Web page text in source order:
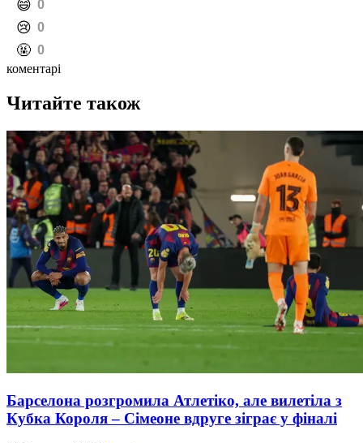
️😄 0
️😢 0
️🤬 0
коментарі
Читайте також
Барселона розгромила Атлетіко, але вилетіла з
Кубка Короля – Сімеоне вдруге зіграє у фіналі